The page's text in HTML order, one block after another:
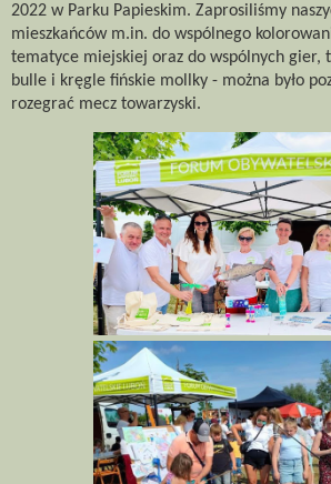
2022 w Parku Papieskim. Zaprosiliśmy
mieszkańców m.in. do wspólnego
tematyce miejskiej oraz do wspólnych gier,
bulle i kręgle fińskie mollky - można było
rozegrać mecz towarzyski.